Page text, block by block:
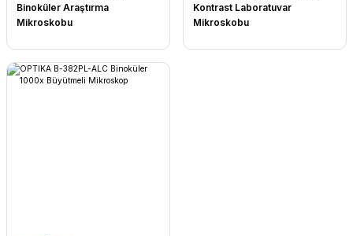
Binoküler Araştırma
Mikroskobu
Kontrast Laboratuvar
Mikroskobu